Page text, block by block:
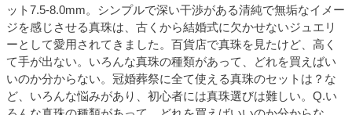
ット7.5-8.0mm。シンプルで深い干渉がある清純で無垢なイメー
ジを感じさせる真珠は、古くから結婚式に欠かせないジュエリ
ーとして愛用されてきました。百貨店で真珠を見たけど、高く
て手が出ない。いろんな真珠の種類があって、どれを買えばい
いのか分からない。冠婚葬祭に全て使える真珠のセットは？な
ど、いろんな悩みがあり、初心者には真珠選びは難しい。Q.い